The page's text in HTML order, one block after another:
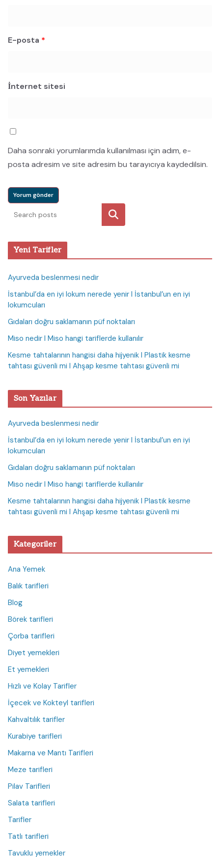
E-posta *
İnternet sitesi
Daha sonraki yorumlarımda kullanılması için adım, e-
posta adresim ve site adresim bu tarayıcıya kaydedilsin.
Ara
Yeni Tarifler
Ayurveda beslenmesi nedir
İstanbul’da en iyi lokum nerede yenir I İstanbul’un en iyi
lokumcuları
Gıdaları doğru saklamanın püf noktaları
Miso nedir I Miso hangi tariflerde kullanılır
Kesme tahtalarının hangisi daha hijyenik I Plastik kesme
tahtası güvenli mi I Ahşap kesme tahtası güvenli mi
Son Yazılar
Ayurveda beslenmesi nedir
İstanbul’da en iyi lokum nerede yenir I İstanbul’un en iyi
lokumcuları
Gıdaları doğru saklamanın püf noktaları
Miso nedir I Miso hangi tariflerde kullanılır
Kesme tahtalarının hangisi daha hijyenik I Plastik kesme
tahtası güvenli mi I Ahşap kesme tahtası güvenli mi
Kategoriler
Ana Yemek
Balık tarifleri
Blog
Börek tarifleri
Çorba tarifleri
Diyet yemekleri
Et yemekleri
Hızlı ve Kolay Tarifler
İçecek ve Kokteyl tarifleri
Kahvaltılık tarifler
Kurabiye tarifleri
Makarna ve Mantı Tarifleri
Meze tarifleri
Pilav Tarifleri
Salata tarifleri
Tarifler
Tatlı tarifleri
Tavuklu yemekler